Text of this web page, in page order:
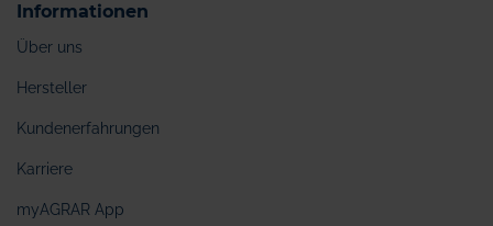
Informationen
Über uns
Hersteller
Kundenerfahrungen
Karriere
myAGRAR App